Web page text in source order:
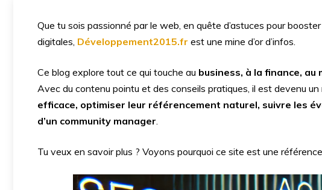
Que tu sois passionné par le web, en quête d’astuces pour
digitales, Développement2015.fr est une mine d’or d’infos.
Ce blog explore tout ce qui touche au business, à la finance,
Avec du contenu pointu et des conseils pratiques, il est devenu
efficace, optimiser leur référencement naturel, suivre les
d’un community manager.
Tu veux en savoir plus ? Voyons pourquoi ce site est une